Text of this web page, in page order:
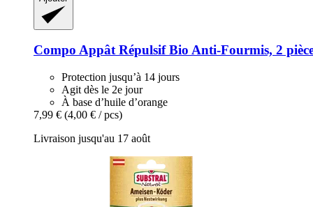
Compo Appât Répulsif Bio Anti-​Fourmis, 2
Protection jusqu’à 14 jours
Agit dès le 2e jour
À base d’huile d’orange
7,99 € (4,00 € / pcs)
Livraison jusqu'au 17 août